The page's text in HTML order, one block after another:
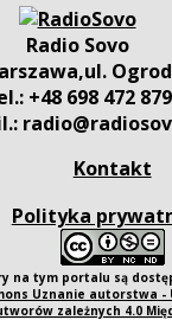
Radio Sovo
+48 698 472 879
Kontakt
Polityka
na tym portalu są
Uznanie autorstwa -
zależnych 4.0